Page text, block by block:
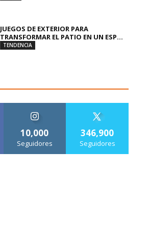
JUEGOS DE EXTERIOR PARA
TRANSFORMAR EL PATIO EN UN ESP...
TENDENCIA
10,000
Seguidores
346,900
Seguidores